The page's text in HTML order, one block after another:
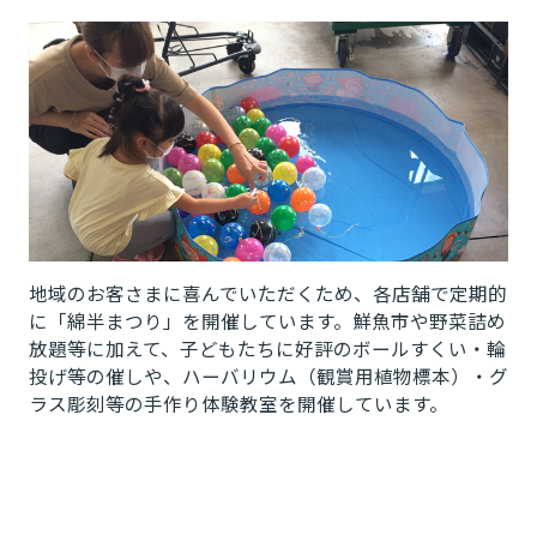
地域のお客さまに喜んでいただくため、各店舗で定期的
に「綿半まつり」を開催しています。鮮魚市や野菜詰め
放題等に加えて、子どもたちに好評のボールすくい・輪
投げ等の催しや、ハーバリウム（観賞用植物標本）・グ
ラス彫刻等の手作り体験教室を開催しています。